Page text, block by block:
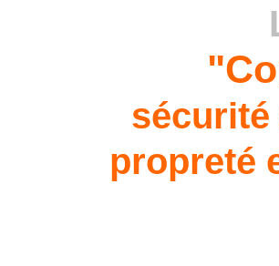
sécurité
propreté